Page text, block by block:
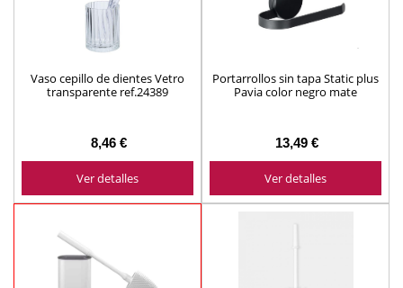
Vaso cepillo de dientes Vetro
transparente ref.24389
8,46 €
Ver detalles
Portarrollos sin tapa Static plus
Pavia color negro mate
13,49 €
Ver detalles